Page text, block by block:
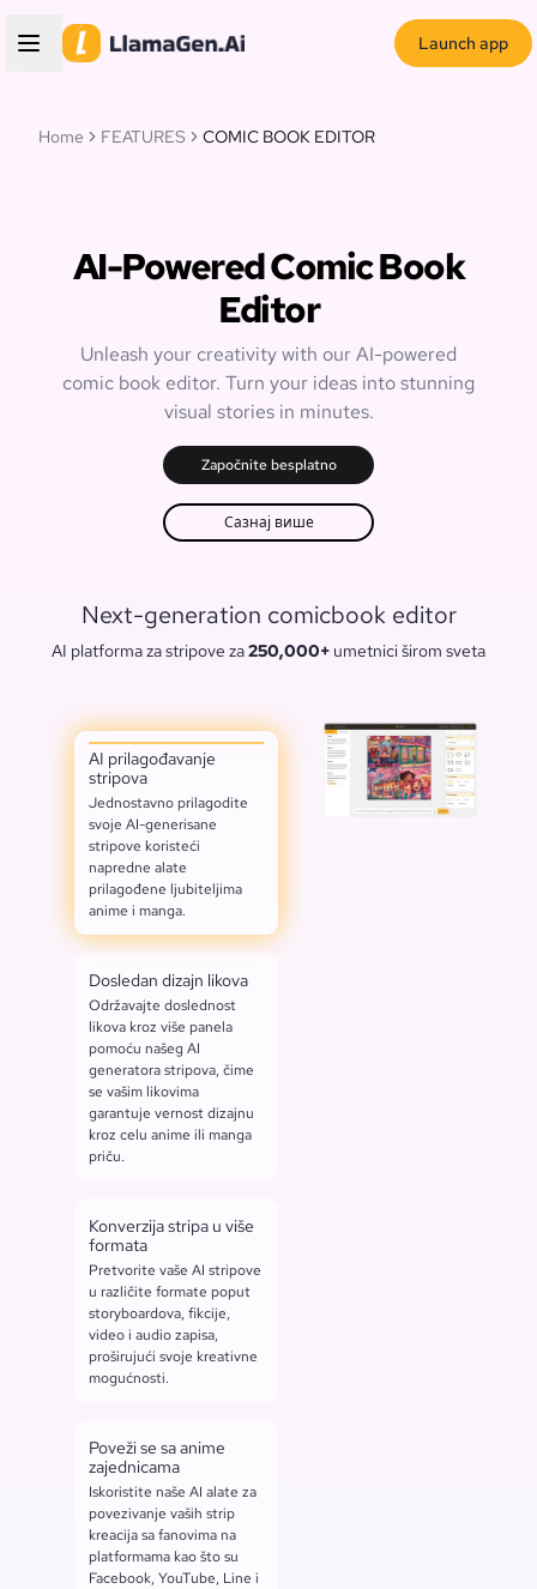
Launch app
Home FEATURES COMIC BOOK EDITOR
AI-Powered Comic Book
Editor
Unleash your creativity with our AI-powered
comic book editor. Turn your ideas into stunning
visual stories in minutes.
Započnite besplatno
Сазнај више
Next-generation comicbook editor
AI platforma za stripove za250,000+ umetnici širom sveta
AI prilagođavanje
stripova
Jednostavno prilagodite
svoje AI-generisane
stripove koristeći
napredne alate
prilagođene ljubiteljima
anime i manga.
Dosledan dizajn likova
Održavajte doslednost
likova kroz više panela
pomoću našeg AI
generatora stripova, čime
se vašim likovima
garantuje vernost dizajnu
kroz celu anime ili manga
priču.
Konverzija stripa u više
formata
Pretvorite vaše AI stripove
u različite formate poput
storyboardova, fikcije,
video i audio zapisa,
proširujući svoje kreativne
mogućnosti.
Poveži se sa anime
zajednicama
Iskoristite naše AI alate za
povezivanje vaših strip
kreacija sa fanovima na
platformama kao što su
Facebook, YouTube, Line i